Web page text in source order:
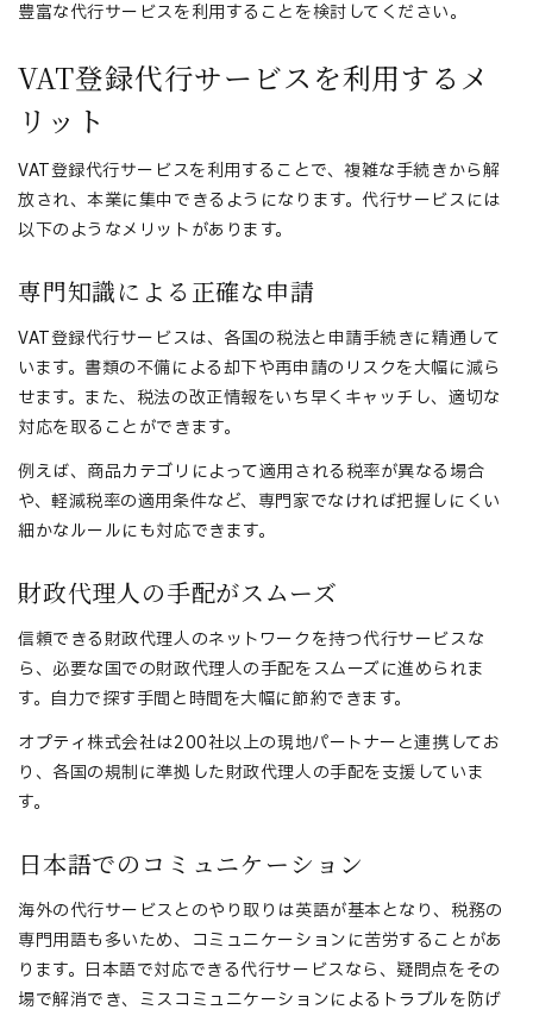
豊富な代行サービスを利用することを検討してください。
VAT登録代行サービスを利用するメ
リット
VAT登録代行サービスを利用することで、複雑な手続きから解
放され、本業に集中できるようになります。代行サービスには
以下のようなメリットがあります。
専門知識による正確な申請
VAT登録代行サービスは、各国の税法と申請手続きに精通して
います。書類の不備による却下や再申請のリスクを大幅に減ら
せます。また、税法の改正情報をいち早くキャッチし、適切な
対応を取ることができます。
例えば、商品カテゴリによって適用される税率が異なる場合
や、軽減税率の適用条件など、専門家でなければ把握しにくい
細かなルールにも対応できます。
財政代理人の手配がスムーズ
信頼できる財政代理人のネットワークを持つ代行サービスな
ら、必要な国での財政代理人の手配をスムーズに進められま
す。自力で探す手間と時間を大幅に節約できます。
オプティ株式会社は200社以上の現地パートナーと連携してお
り、各国の規制に準拠した財政代理人の手配を支援していま
す。
日本語でのコミュニケーション
海外の代行サービスとのやり取りは英語が基本となり、税務の
専門用語も多いため、コミュニケーションに苦労することがあ
ります。日本語で対応できる代行サービスなら、疑問点をその
場で解消でき、ミスコミュニケーションによるトラブルを防げ